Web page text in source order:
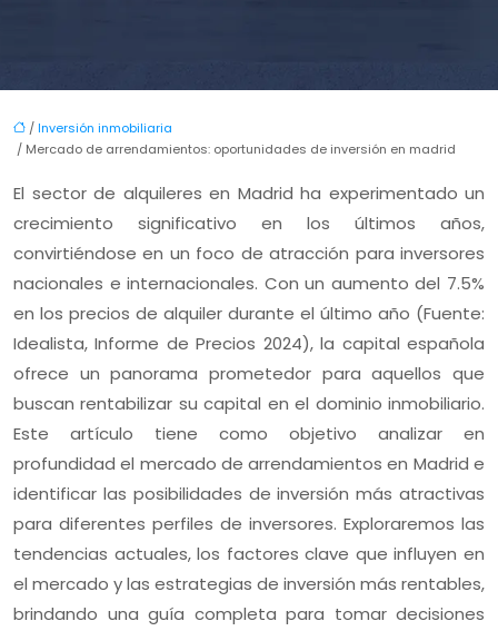
/Inversión inmobiliaria
/ Mercado de arrendamientos: oportunidades de inversión en madrid
El sector de alquileres en Madrid ha experimentado un
crecimiento significativo en los últimos años,
convirtiéndose en un foco de atracción para inversores
nacionales e internacionales. Con un aumento del 7.5%
en los precios de alquiler durante el último año (Fuente:
Idealista, Informe de Precios 2024), la capital española
ofrece un panorama prometedor para aquellos que
buscan rentabilizar su capital en el dominio inmobiliario.
Este artículo tiene como objetivo analizar en
profundidad el mercado de arrendamientos en Madrid e
identificar las posibilidades de inversión más atractivas
para diferentes perfiles de inversores. Exploraremos las
tendencias actuales, los factores clave que influyen en
el mercado y las estrategias de inversión más rentables,
brindando una guía completa para tomar decisiones